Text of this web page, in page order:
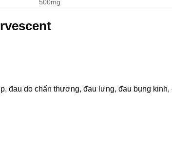
500mg
đau do chấn thương, đau lưng, đau bụng kinh,